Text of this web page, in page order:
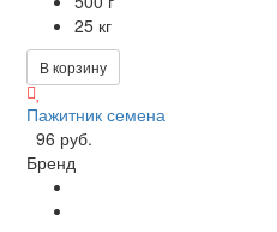
25 кг
В корзину
Пажитник семена
96 руб.
Бренд